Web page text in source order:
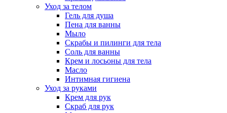
Уход за телом
Гель для душа
Пена для ванны
Мыло
Скрабы и пилинги для тела
Соль для ванны
Крем и лосьоны для тела
Масло
Интимная гигиена
Уход за руками
Крем для рук
Скраб для рук